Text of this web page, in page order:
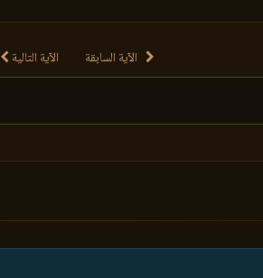
الآية السابقة الآية التالية